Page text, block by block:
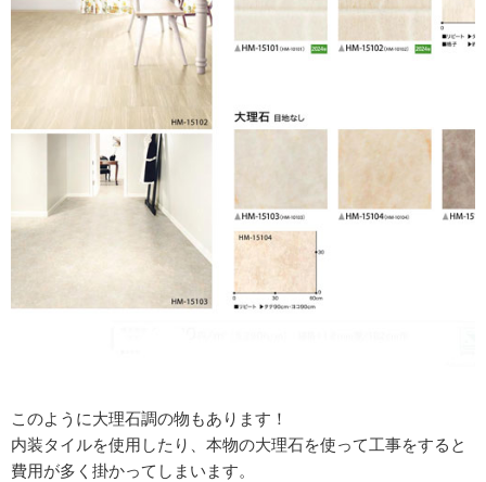
このように大理石調の物もあります！
内装タイルを使用したり、本物の大理石を使って工事をすると
費用が多く掛かってしまいます。